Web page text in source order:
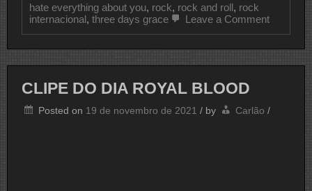
hate everything about you, rock, rock and roll, rock
internacional, three days grace Leave a Commenton
THREE
CLIPE DO DIA ROYAL BLOOD
Posted on 19 de novembro de 2021 / by Carlão /